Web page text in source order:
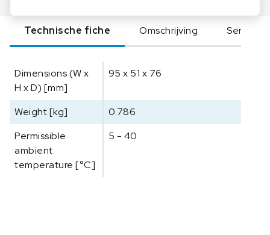
t
a
l
Technische fiche Omschrijving Serie
Dimensions (W x
H x D) [mm]
95 x 51 x 76
Weight [kg]
0.786
Permissible
ambient
temperature [°C]
5 - 40